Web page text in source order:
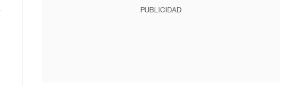
PUBLICIDAD